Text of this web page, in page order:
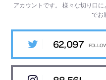
アカウントです。様々な切り口
でお
62,097